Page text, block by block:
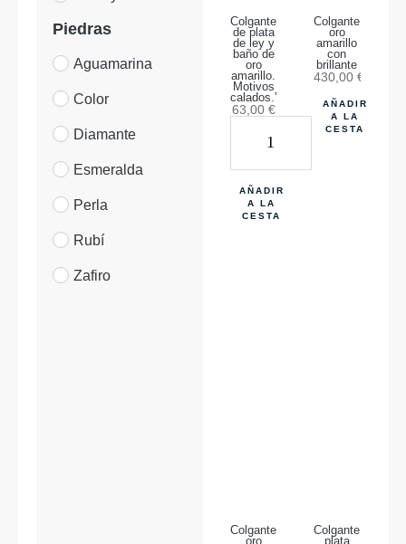
Piedras
Aguamarina
Color
Diamante
Esmeralda
Perla
Rubí
Zafiro
Colgante
de plata
de ley y
baño de
oro
amarillo.
Motivos
calados.”MAMA”
63,00 €
AÑADIR
A LA
CESTA
Colgante
oro
amarillo
con
brillante
430,00 €
AÑADIR
A LA
CESTA
Colgante
oro
Colgante
plata